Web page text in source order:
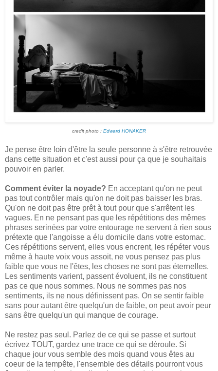
credit photo : Edward HONAKER
Je pense être loin d'être la seule personne à s'être retrouvée
dans cette situation et c'est aussi pour ça que je souhaitais
pouvoir en parler.
Comment éviter la noyade? En acceptant qu'on ne peut
pas tout contrôler mais qu'on ne doit pas baisser les bras.
Qu'on ne doit pas être prêt à tout pour que s'arrêtent les
vagues. En ne pensant pas que les répétitions des mêmes
phrases serinées par votre entourage ne servent à rien sous
prétexte que l'angoisse a élu domicile dans votre estomac.
Ces répétitions servent, elles vous encrent, les répéter vous
même à haute voix vous assoit, ne vous pensez pas plus
faible que vous ne l'êtes, les choses ne sont pas éternelles.
Les sentiments varient, passent évoluent, ils ne constituent
pas ce que nous sommes. Nous ne sommes pas nos
sentiments, ils ne nous définissent pas. On se sentir faible
sans pour autant être quelqu'un de faible, on peut avoir peur
sans être quelqu'un qui manque de courage.
Ne restez pas seul. Parlez de ce qui se passe et surtout
écrivez TOUT, gardez une trace ce qui se déroule. Si
chaque jour vous semble des mois quand vous êtes au
coeur de la tempête, l'ensemble des détails pourront vous